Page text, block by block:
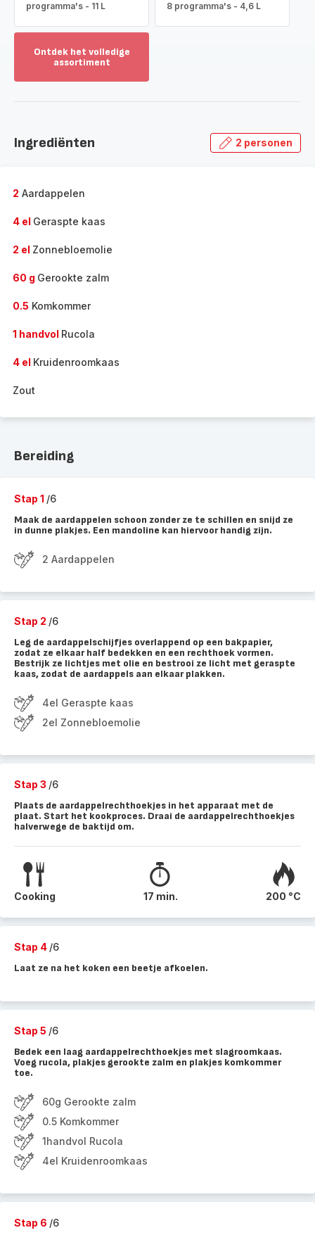
programma's - 11 L
8 programma's - 4,6 L
Ontdek het volledige
assortiment
volledige
Ingrediënten 2 personen
2 Aardappelen
4 el Geraspte kaas
2 el Zonnebloemolie
60 g Gerookte zalm
0.5 Komkommer
1 handvol Rucola
4 el Kruidenroomkaas
Zout
Bereiding
Stap 1 /6
Maak de aardappelen schoon zonder ze te schillen en snijd ze
in dunne plakjes. Een mandoline kan hiervoor handig zijn.
2 Aardappelen
Stap 2 /6
Leg de aardappelschijfjes overlappend op een bakpapier,
zodat ze elkaar half bedekken en een rechthoek vormen.
Bestrijk ze lichtjes met olie en bestrooi ze licht met geraspte
kaas, zodat de aardappels aan elkaar plakken.
4el Geraspte kaas
2el Zonnebloemolie
Stap 3 /6
Plaats de aardappelrechthoekjes in het apparaat met de
plaat. Start het kookproces. Draai de aardappelrechthoekjes
halverwege de baktijd om.
Cooking 17 min. 200 °C
Stap 4 /6
Laat ze na het koken een beetje afkoelen.
Stap 5 /6
Bedek een laag aardappelrechthoekjes met slagroomkaas.
Voeg rucola, plakjes gerookte zalm en plakjes komkommer
toe.
60g Gerookte zalm
0.5 Komkommer
1handvol Rucola
4el Kruidenroomkaas
Stap 6 /6